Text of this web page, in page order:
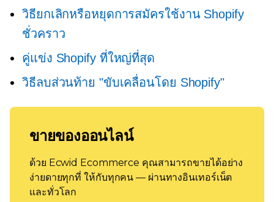
วิธียกเลิกหรือหยุดการสมัครใช้งาน Shopify
ชั่วคราว
คู่แข่ง Shopify ที่ใหญ่ที่สุด
วิธีลบส่วนท้าย "ขับเคลื่อนโดย Shopify"
ขายของออนไลน์
ด้วย Ecwid Ecommerce คุณสามารถขายได้อย่าง
ง่ายดายทุกที่ ให้กับทุกคน — ผ่านทางอินเทอร์เน็ต
และทั่วโลก